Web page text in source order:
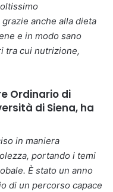
anche alla dieta
e in modo sano
tra cui nutrizione,
Ordinario di
di Siena, ha
in maniera
portando i temi
È stato un anno
di un percorso capace